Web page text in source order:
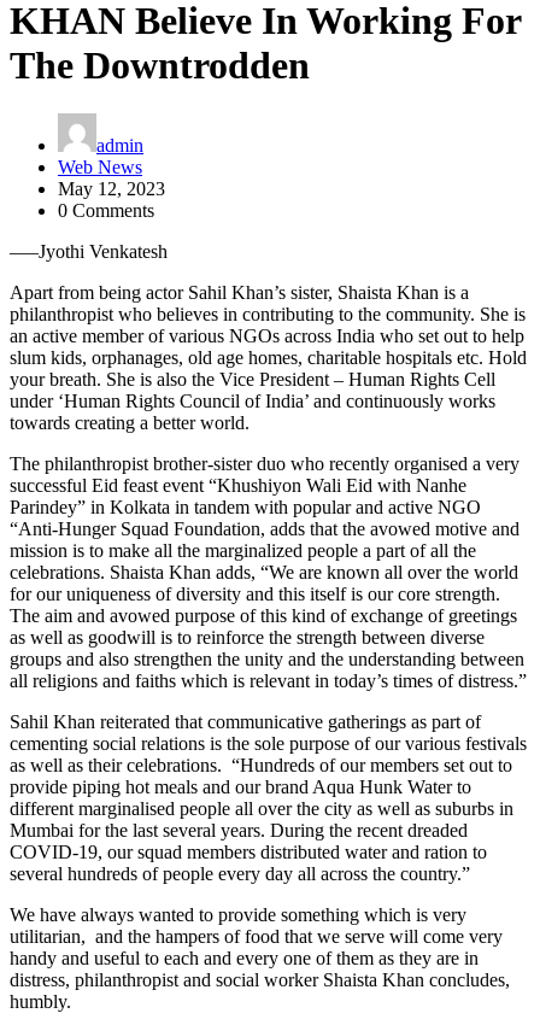
KHAN Believe In Working For
The Downtrodden
admin
Web News
May 12, 2023
0 Comments
—–Jyothi Venkatesh
Apart from being actor Sahil Khan’s sister, Shaista Khan is a
philanthropist who believes in contributing to the community. She is
an active member of various NGOs across India who set out to help
slum kids, orphanages, old age homes, charitable hospitals etc. Hold
your breath. She is also the Vice President – Human Rights Cell
under ‘Human Rights Council of India’ and continuously works
towards creating a better world.
The philanthropist brother-sister duo who recently organised a very
successful Eid feast event “Khushiyon Wali Eid with Nanhe
Parindey” in Kolkata in tandem with popular and active NGO
“Anti-Hunger Squad Foundation, adds that the avowed motive and
mission is to make all the marginalized people a part of all the
celebrations. Shaista Khan adds, “We are known all over the world
for our uniqueness of diversity and this itself is our core strength.
The aim and avowed purpose of this kind of exchange of greetings
as well as goodwill is to reinforce the strength between diverse
groups and also strengthen the unity and the understanding between
all religions and faiths which is relevant in today’s times of distress.”
Sahil Khan reiterated that communicative gatherings as part of
cementing social relations is the sole purpose of our various festivals
as well as their celebrations. “Hundreds of our members set out to
provide piping hot meals and our brand Aqua Hunk Water to
different marginalised people all over the city as well as suburbs in
Mumbai for the last several years. During the recent dreaded
COVID-19, our squad members distributed water and ration to
several hundreds of people every day all across the country.”
We have always wanted to provide something which is very
utilitarian, and the hampers of food that we serve will come very
handy and useful to each and every one of them as they are in
distress, philanthropist and social worker Shaista Khan concludes,
humbly.